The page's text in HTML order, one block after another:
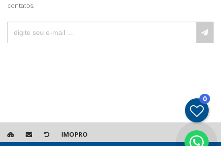
contatos.
IMOPRO
0